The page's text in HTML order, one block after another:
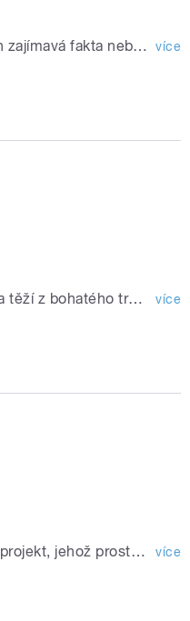
Martin Písařík přináší každý den zajímavá fakta nebo nedávná odhalení z oblasti biologie, geografie, botaniky či českých reálií. více
Pětidílný podcast Pavla Klusáka těží z bohatého trsu příběhů a témat, které se vážou ke Kurtovi Cobainovi, jeho ženě Courtney Love a Nirvaně. více
Czeching je hudebně exportní projekt, jehož prostřednictvím stanice Českého rozhlasu Radio Wave podporuje progresivní kapely v jejich snaze prorazit na zahraniční pódia. více